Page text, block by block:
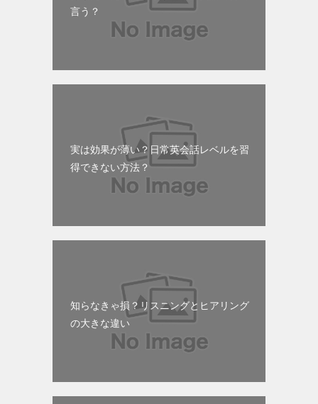
言う？
実は効果が薄い？日常英会話レベルを習
得できない方法？
知らなきゃ損？リスニングとヒアリング
の大きな違い